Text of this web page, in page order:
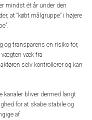
mindst ét år under den
at “købt målgruppe” i højere
og transparens en risiko for,
vægten væk fra
selv kontrollerer og kan
kanaler bliver dermed langt
for at skabe stabile og
af